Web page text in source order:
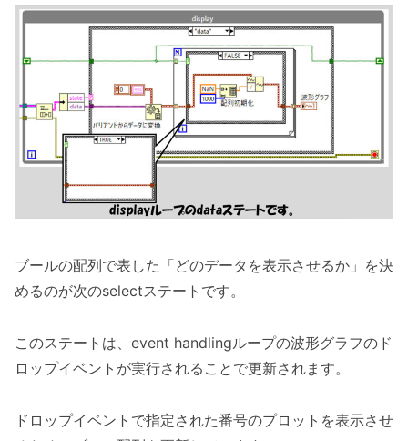
ブールの配列で表した「どのデータを表示させるか」を決
めるのが次のselectステートです。
このステートは、event handlingループの波形グラフのド
ロップイベントが実行されることで更新されます。
ドロップイベントで指定された番号のプロットを表示させ